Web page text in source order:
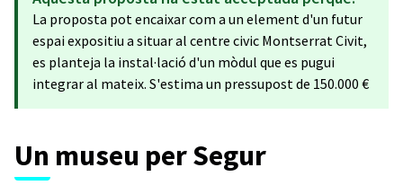
La proposta pot encaixar com a un element d'un futur
espai expositiu a situar al centre civic Montserrat Civit,
es planteja la instal·lació d'un mòdul que es pugui
integrar al mateix. S'estima un pressupost de 150.000 €
Un museu per Segur